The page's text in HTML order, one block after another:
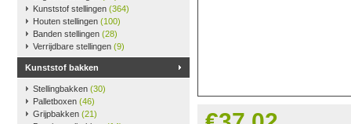
Kunststof stellingen (364)
Houten stellingen (100)
Banden stellingen (28)
Verrijdbare stellingen (9)
Kunststof bakken
Stellingbakken (30)
Palletboxen (46)
Grijpbakken (21)